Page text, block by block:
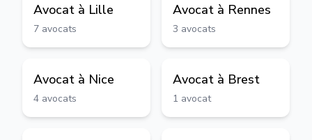
Avocat à Lille
7 avocats
Avocat à Rennes
3 avocats
Avocat à Nice
4 avocats
Avocat à Brest
1 avocat